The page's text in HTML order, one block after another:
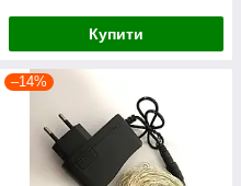
Купити
–14%